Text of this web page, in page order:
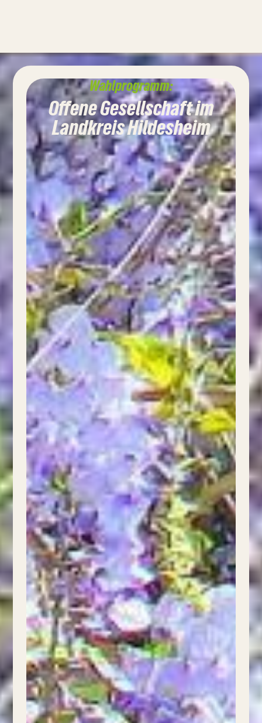
Wahlprogramm:
Offene Gesellschaft im
Landkreis Hildesheim